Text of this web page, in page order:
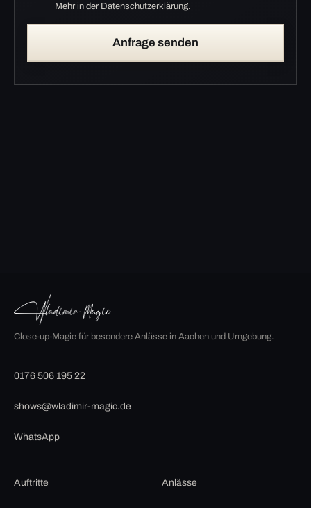
Mehr in der Datenschutzerklärung.
Anfrage senden
Close-up-Magie für besondere Anlässe in Aachen und Umgebung.
0176 506 195 22
shows@wladimir-magic.de
WhatsApp
Auftritte Anlässe